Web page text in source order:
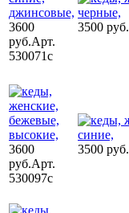
3600
руб.Арт.
530071c
3500 руб.
3600
руб.Арт.
530097c
3500 руб.